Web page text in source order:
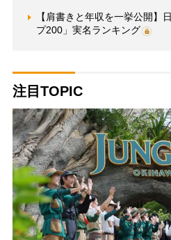
【肩書きと年収を一挙公開】
プ200」実名ランキング
注目TOPIC